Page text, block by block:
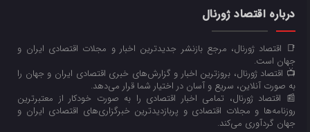
درباره اقتصاد ژورنال
📑 اقتصاد ژورنال، مرجع بازنشر جدیدترین اخبار و مجلات اقتصادی ایران و
جهان است.
📺 اقتصاد ژورنال، بروزترین اخبار و گزارش‌های خبری اقتصادی ایران و جهان را
به صورت آنلاین، سریع و آسان در اختیار شما قرار می‌‌دهد.
📰 اقتصاد ژورنال، تمامی اخبار اقتصادی را به صورت خودکار از معتبرترین
روزنامه‌ها و مجلات اقتصادی و پربازدیدترین خبرگزاری‌های اقتصادی ایران و
جهان گردآوری می‌کند.